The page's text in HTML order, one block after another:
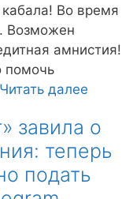
Во время
Возможен
амнистия!
помочь
Читать далее
и
людей
завила о
теперь
подать